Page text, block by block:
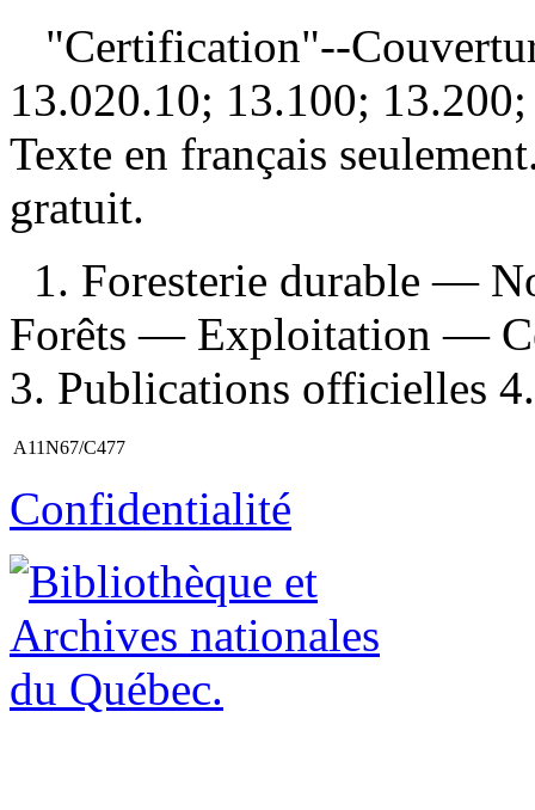
"Certification"--
13.020.10; 13.100;
Texte en français
gratuit.
1. Foresterie durable —
Forêts — Exploitation —
3. Publications officielles
A11N67/C477
Confidentialité